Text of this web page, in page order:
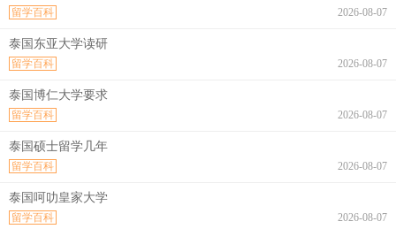
2026-08-07
留学百科
泰国东亚大学读研
2026-08-07
留学百科
泰国博仁大学要求
2026-08-07
留学百科
泰国硕士留学几年
2026-08-07
留学百科
泰国呵叻皇家大学
2026-08-07
留学百科